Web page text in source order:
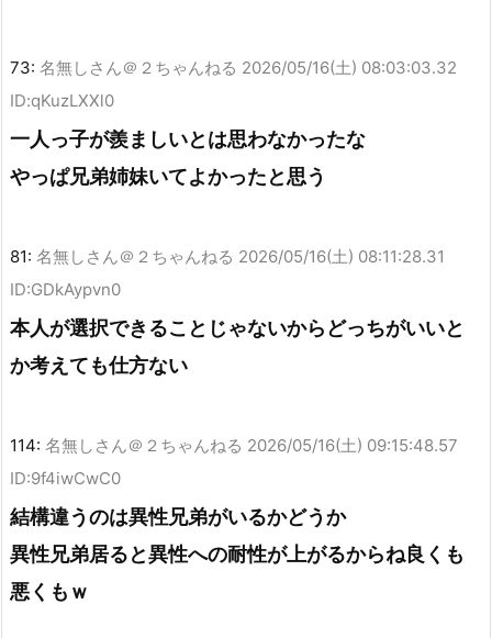
73: 名無しさん＠２ちゃんねる 2026/05/16(土) 08:03:03.32
ID:qKuzLXXl0
一人っ子が羨ましいとは思わなかったな
やっぱ兄弟姉妹いてよかったと思う
81: 名無しさん＠２ちゃんねる 2026/05/16(土) 08:11:28.31
ID:GDkAypvn0
本人が選択できることじゃないからどっちがいいと
か考えても仕方ない
114: 名無しさん＠２ちゃんねる 2026/05/16(土) 09:15:48.57
ID:9f4iwCwC0
結構違うのは異性兄弟がいるかどうか
異性兄弟居ると異性への耐性が上がるからね良くも
悪くもｗ